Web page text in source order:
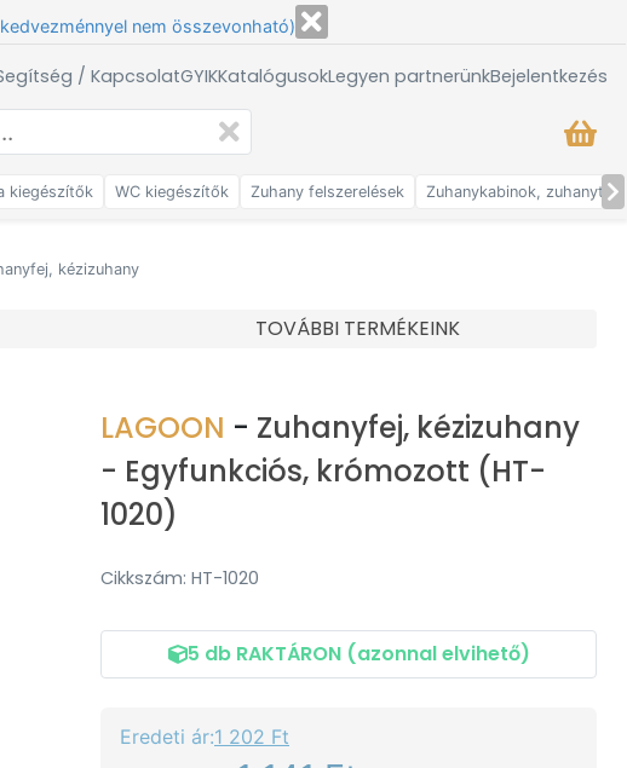
nem összevonható)
/ KapcsolatGYIKKatalógusokLegyen partnerünkBejelentkezés
kiegészítők WC kiegészítők Zuhany felszerelések Zuhanykabinok,
kézizuhany
TOVÁBBI TERMÉKEINK
LAGOON - Zuhanyfej, kézizuhany
- Egyfunkciós, krómozott (HT-
1020)
Cikkszám: HT-1020
5 db RAKTÁRON (azonnal elvihető)
Eredeti ár:1 202 Ft